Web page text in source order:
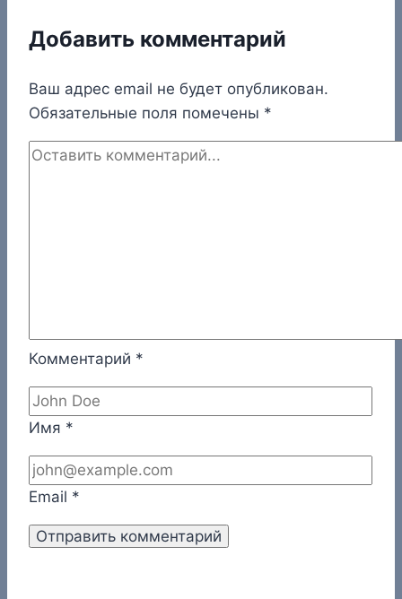
Добавить комментарий
Ваш адрес email не будет опубликован.
Обязательные поля помечены *
Комментарий *
Имя *
Email *